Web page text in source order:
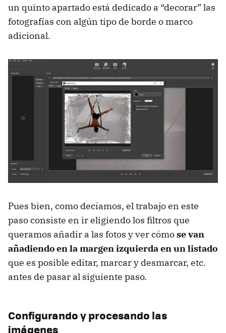
un quinto apartado está dedicado a “decorar” las
fotografías con algún tipo de borde o marco
adicional.
Pues bien, como decíamos, el trabajo en este
paso consiste en ir eligiendo los filtros que
queramos añadir a las fotos y ver cómose van
añadiendo en la margen izquierda en un listado
que es posible editar, marcar y desmarcar, etc.
antes de pasar al siguiente paso.
Configurando y procesando las
imágenes